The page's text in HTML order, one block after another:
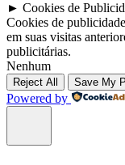
► Cookies de
Cookies de
em suas visitas
publicitárias.
Nenhum
Reject All Save My
Powered by